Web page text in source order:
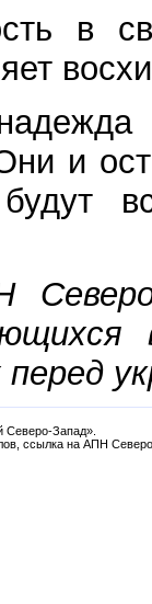
в
и
будут
Северо-Запад».
ссылка на АПН